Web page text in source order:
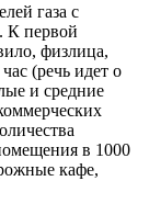
газа с
К первой
физлица,
(речь идет о
и средние
в 1000
кафе,